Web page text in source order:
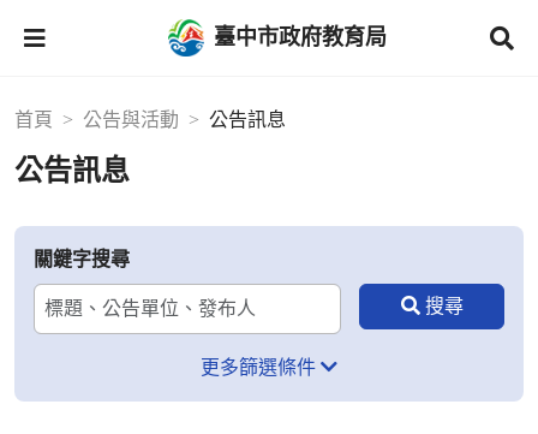
臺中市政府教育局
首頁 公告與活動 公告訊息
公告訊息
關鍵字搜尋
更多篩選條件